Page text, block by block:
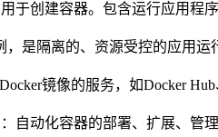
于创建容器。包含运行应用程
是隔离的、资源受控的应用运
镜像的服务，如Docker Hub
自动化容器的部署、扩展、管